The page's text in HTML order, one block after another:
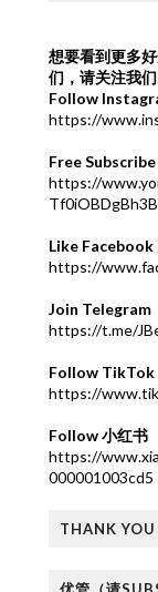
想要看到更多
们，请关注我
Follow
https://
Free
https://
Like Facebook
https://
Join Telegram
https://t.me/
Follow TikTok
https://
Follow 小红书
https://
000001003cd5
THANK YOU
优管（请